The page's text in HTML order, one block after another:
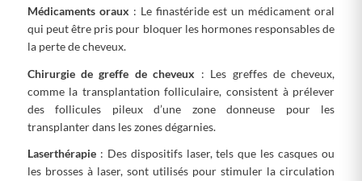
Médicaments oraux : Le finastéride est un médicament oral
qui peut être pris pour bloquer les hormones responsables de
la perte de cheveux.
Chirurgie de greffe de cheveux : Les greffes de cheveux,
comme la transplantation folliculaire, consistent à prélever
des follicules pileux d’une zone donneuse pour les
transplanter dans les zones dégarnies.
Laserthérapie: Des dispositifs laser, tels que les casques ou
les brosses à laser, sont utilisés pour stimuler la circulation